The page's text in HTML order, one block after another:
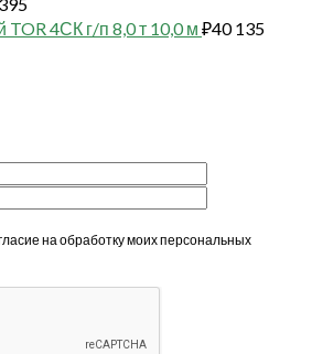
4СК г/п 8,0 т 10,0 м ₽40 135
на обработку моих персональных